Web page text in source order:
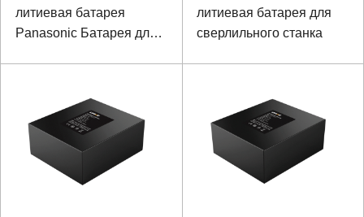
литиевая батарея
Panasonic Батарея для
литиевая батарея для
сверлильного станка